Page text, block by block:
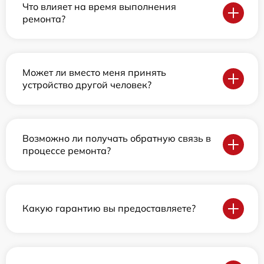
Что влияет на время выполнения
ремонта?
Может ли вместо меня принять
устройство другой человек?
Возможно ли получать обратную связь в
процессе ремонта?
Какую гарантию вы предоставляете?